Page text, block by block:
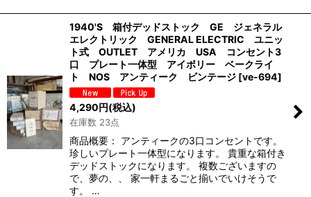
1940'S 箱付デッドストック GE ジェネラル
エレクトリック GENERAL ELECTRIC ユニッ
ト式 OUTLET アメリカ USA コンセント3
口 プレート一体型 アイボリー ベークライ
ト NOS アンティーク ビンテージ [ve-694]
4,290円(税込)
在庫数 23点
商品概要： アンティークの3口コンセントです。
珍しいプレート一体型になります。 貴重な箱付き
デッドストックになります。 複数ございますの
で、夢の、、 家一軒まるごと揃いでいけそうで
す。 …